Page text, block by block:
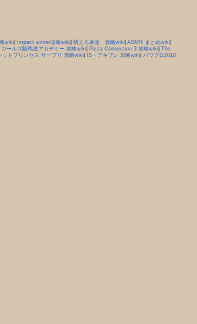
wiki| Impact winter攻略wiki| 萌えろ麻雀 攻略wiki| ASMR まとめwiki|
ガールズ騎馬道アカデミー 攻略wiki| Pizza Connection 3 攻略wiki| The
ットプリンセス サープリ 攻略wiki| IS・アキブレ 攻略wiki| パワプロ2018